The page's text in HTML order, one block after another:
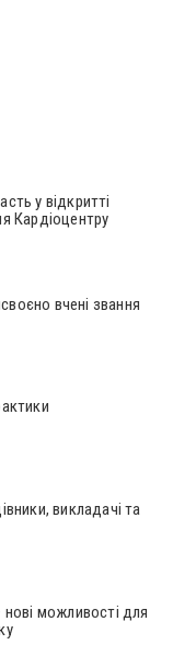
у відкритті
Кардіоцентру
вчені звання
викладачі та
можливості для